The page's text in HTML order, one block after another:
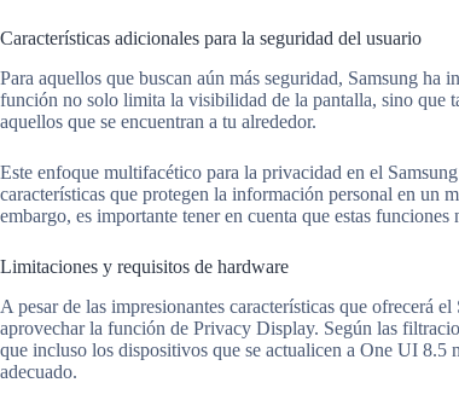
Características adicionales para la seguridad del usuario
Para aquellos que buscan aún más seguridad, Samsung ha
función no solo limita la visibilidad de la pantalla, sino que
aquellos que se encuentran a tu alrededor.
Este enfoque multifacético para la privacidad en el
características que protegen la información personal en un
embargo, es importante tener en cuenta que estas
Limitaciones y requisitos de hardware
A pesar de las impresionantes características que ofrecerá
aprovechar la función de Privacy Display. Según las
que incluso los dispositivos que se actualicen a One UI 8.5
adecuado.